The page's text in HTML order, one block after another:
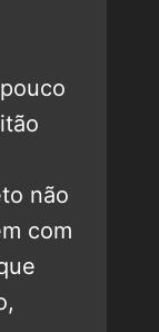
não
com